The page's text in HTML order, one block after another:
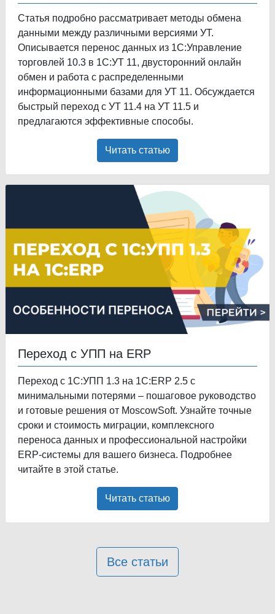
Статья подробно рассматривает методы обмена
данными между различными версиями УТ.
Описывается перенос данных из 1С:Управление
торговлей 10.3 в 1С:УТ 11, двусторонний онлайн
обмен и работа с распределенными
информационными базами для УТ 11. Обсуждается
быстрый переход с УТ 11.4 на УТ 11.5 и
предлагаются эффективные способы.
Читать статью
Переход с УПП на ERP
Переход с 1С:УПП 1.3 на 1С:ERP 2.5 с
минимальными потерями – пошаговое руководство
и готовые решения от MoscowSoft. Узнайте точные
сроки и стоимость миграции, комплексного
переноса данных и профессиональной настройки
ERP-системы для вашего бизнеса. Подробнее
читайте в этой статье.
Читать статью
Все статьи